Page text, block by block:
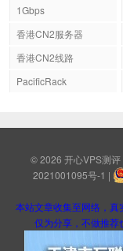
1Gbps
香港CN2服务器
香港CN2线路
PacificRack
© 2026 开心VPS测评
2021001095号-1 |
本站文章收集至网络，
仅为分享，不做推荐